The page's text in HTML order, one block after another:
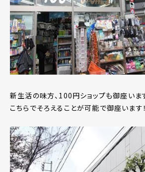
新生活の味方、100円ショップも御座い
こちらでそろえることが可能で御座います！